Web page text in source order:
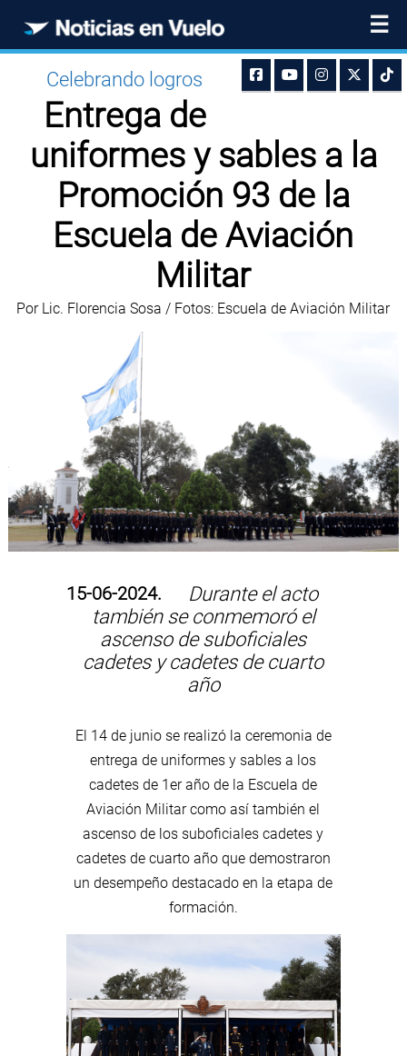
☰
Celebrando logros
Entrega de
uniformes y sables a la
Promoción 93 de la
Escuela de Aviación
Militar
Por Lic. Florencia Sosa / Fotos: Escuela de Aviación Militar
15-06-2024.
Durante el acto
también se conmemoró el
ascenso de suboficiales
cadetes y cadetes de cuarto
año
El 14 de junio se realizó la ceremonia de
entrega de uniformes y sables a los
cadetes de 1er año de la Escuela de
Aviación Militar como así también el
ascenso de los suboficiales cadetes y
cadetes de cuarto año que demostraron
un desempeño destacado en la etapa de
formación.